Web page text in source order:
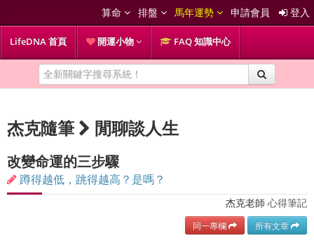
算命 排盤 馬年運勢 申請會員 登入
LifeDNA 首頁 開運小物 FAQ 知識中心
杰克隨筆 閒聊談人生
改變命運的三步驟
蹲得越低，跳得越高？是嗎？
杰克老師 心得筆記
同一專欄 所有文章